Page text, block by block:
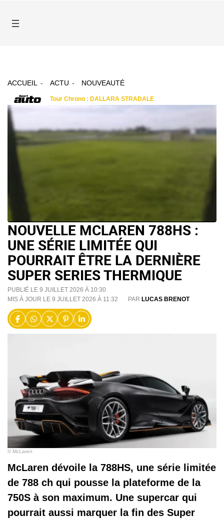
ACCUEIL ACTU NOUVEAUTÉ
NOUVELLE MCLAREN 788HS :
UNE SÉRIE LIMITÉE QUI
POURRAIT ÊTRE LA DERNIÈRE
SUPER SERIES THERMIQUE
PUBLIÉ LE 9 JUILLET 2026 À 10:30
MIS À JOUR LE 9 JUILLET 2026 À 11:32
PAR LUCAS BRENOT
© McLaren
McLaren dévoile la 788HS, une série limitée
de 788 ch qui pousse la plateforme de la
750S à son maximum. Une supercar qui
pourrait aussi marquer la fin des Super